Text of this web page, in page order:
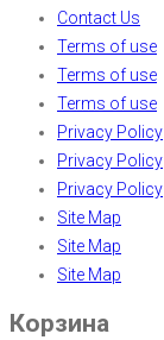
Contact Us
Terms of use
Terms of use
Terms of use
Privacy Policy
Privacy Policy
Privacy Policy
Site Map
Site Map
Site Map
Корзина